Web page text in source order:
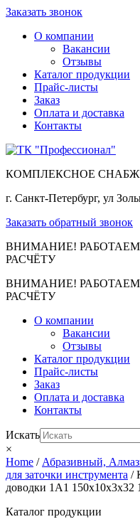
Заказать звонок
О компании
Вакансии
Отзывы
Каталог продукции
Прайс-листы
Заказ
Оплата и доставка
Контакты
КОМПЛЕКСНОЕ
г. Санкт-Петербург, ул
Заказать обратный звонок
ВНИМАНИЕ!
РАСЧЁТУ
ВНИМАНИЕ!
РАСЧЁТУ
О компании
Вакансии
Отзывы
Каталог продукции
Прайс-листы
Заказ
Оплата и доставка
Контакты
Искать
×
Home / Абразивный,
для заточки инструмента /
доводки 1А1 150х10х3х32
Каталог продукции